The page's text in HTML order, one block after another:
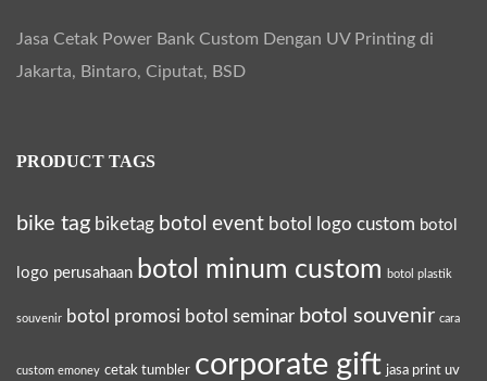
Jasa Cetak Power Bank Custom Dengan UV Printing di
Jakarta, Bintaro, Ciputat, BSD
PRODUCT TAGS
bike tag biketag botol event botol logo custom botol
logo perusahaan botol minum custom botol plastik
souvenir botol promosi botol seminar botol souvenir cara
custom emoney cetak tumbler corporate gift jasa print uv